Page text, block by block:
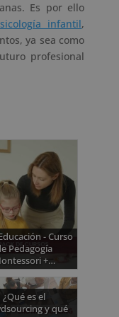
Es por ello
infantil,
ya sea como
profesional
- Curso
Pedagogía
+…
¿Qué es el
y qué